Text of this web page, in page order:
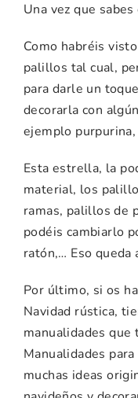
Una vez que
Como habréis
palillos tal cual,
para darle un
decorarla con
ejemplo
Esta estrella, la
material, los
ramas, palillos de
podéis cambiarlo
ratón,… Eso queda
Por último, si os
Navidad rústica,
manualidades que
Manualidades
muchas ideas